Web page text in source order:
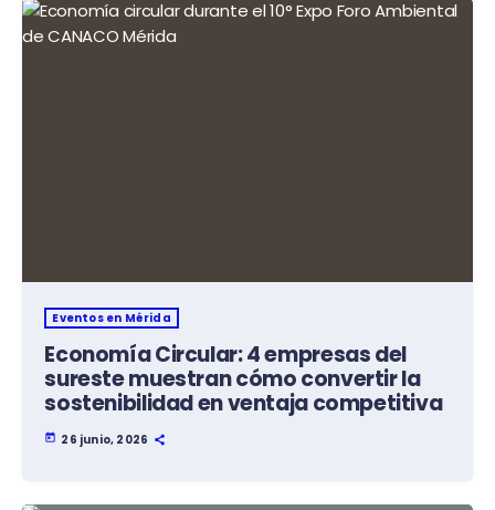
Eventos en Mérida
Economía Circular: 4 empresas del
sureste muestran cómo convertir la
sostenibilidad en ventaja competitiva
today 26 junio, 2026